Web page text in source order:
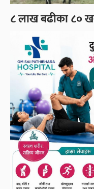
८ लाख बढीका ८०